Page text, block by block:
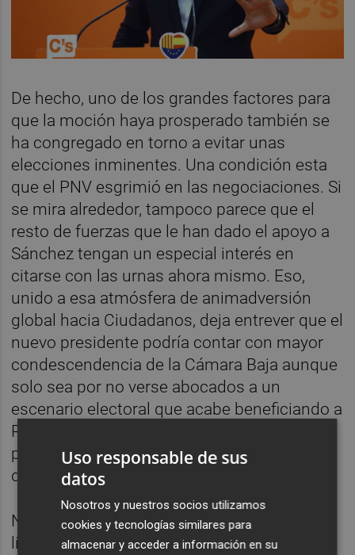
De hecho, uno de los grandes factores para
que la moción haya prosperado también se
ha congregado en torno a evitar unas
elecciones inminentes. Una condición esta
que el PNV esgrimió en las negociaciones. Si
se mira alrededor, tampoco parece que el
resto de fuerzas que le han dado el apoyo a
Sánchez tengan un especial interés en
citarse con las urnas ahora mismo. Eso,
unido a esa atmósfera de animadversión
global hacia Ciudadanos, deja entrever que el
nuevo presidente podría contar con mayor
condescendencia de la Cámara Baja aunque
solo sea por no verse abocados a un
escenario electoral que acabe beneficiando a
Rivera. Visto así, sería curioso, pero hasta
podría existir un pacto de no agresión para
darle cierto margen a Sánchez.
No obstante, y esta es la gran ventaja del
líder socialista, puede presionar el 'botón
Uso responsable de sus
datos
Nosotros y nuestros socios utilizamos
cookies y tecnologías similares para
almacenar y acceder a información en su